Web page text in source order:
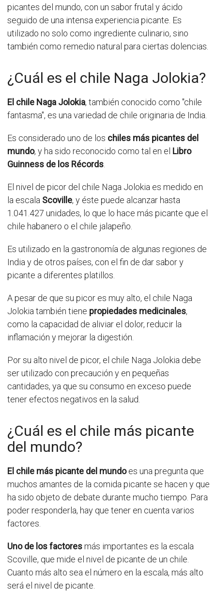
picantes del mundo, con un sabor frutal y ácido
seguido de una intensa experiencia picante. Es
utilizado no solo como ingrediente culinario, sino
también como remedio natural para ciertas dolencias.
¿Cuál es el chile Naga Jolokia?
El chile Naga Jolokia, también conocido como "chile
fantasma", es una variedad de chile originaria de India.
Es considerado uno de los chiles más picantes del
mundo, y ha sido reconocido como tal en el Libro
Guinness de los Récords.
El nivel de picor del chile Naga Jolokia es medido en
la escala Scoville, y éste puede alcanzar hasta
1.041.427 unidades, lo que lo hace más picante que el
chile habanero o el chile jalapeño.
Es utilizado en la gastronomía de algunas regiones de
India y de otros países, con el fin de dar sabor y
picante a diferentes platillos.
A pesar de que su picor es muy alto, el chile Naga
Jolokia también tiene propiedades medicinales,
como la capacidad de aliviar el dolor, reducir la
inflamación y mejorar la digestión.
Por su alto nivel de picor, el chile Naga Jolokia debe
ser utilizado con precaución y en pequeñas
cantidades, ya que su consumo en exceso puede
tener efectos negativos en la salud.
¿Cuál es el chile más picante
del mundo?
El chile más picante del mundoes una pregunta que
muchos amantes de la comida picante se hacen y que
ha sido objeto de debate durante mucho tiempo. Para
poder responderla, hay que tener en cuenta varios
factores.
Uno de los factoresmás importantes es la escala
Scoville, que mide el nivel de picante de un chile.
Cuanto más alto sea el número en la escala, más alto
será el nivel de picante.